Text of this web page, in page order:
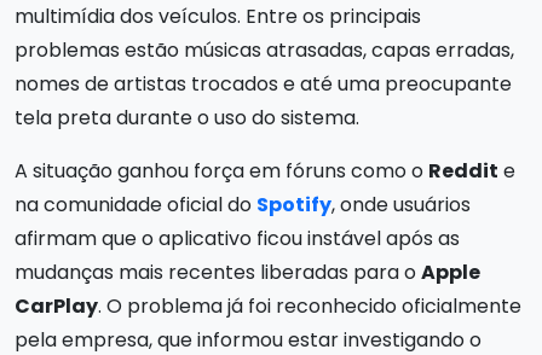
multimídia dos veículos. Entre os principais
problemas estão músicas atrasadas, capas erradas,
nomes de artistas trocados e até uma preocupante
tela preta durante o uso do sistema.
A situação ganhou força em fóruns como o Reddit e
na comunidade oficial do Spotify, onde usuários
afirmam que o aplicativo ficou instável após as
mudanças mais recentes liberadas para oApple
CarPlay. O problema já foi reconhecido oficialmente
pela empresa, que informou estar investigando o